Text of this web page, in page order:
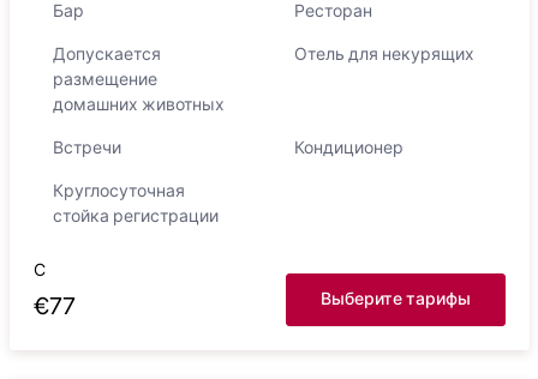
Бар Ресторан
Допускается
размещение
домашних животных
Отель для некурящих
Встречи Кондиционер
Круглосуточная
стойка регистрации
С
€77 Выберите тарифы